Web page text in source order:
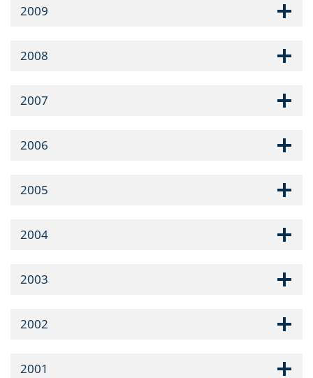
2009
2008
2007
2006
2005
2004
2003
2002
2001